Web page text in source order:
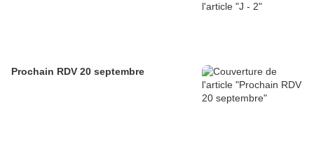
Prochain RDV 20 septembre